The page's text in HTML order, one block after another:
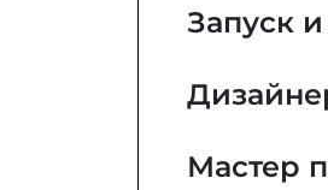
Запуск
Мастер